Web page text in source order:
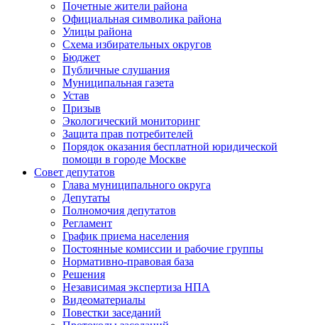
Почетные жители района
Официальная символика района
Улицы района
Схема избирательных округов
Бюджет
Публичные слушания
Муниципальная газета
Устав
Призыв
Экологический мониторинг
Защита прав потребителей
Порядок оказания бесплатной юридической
помощи в городе Москве
Совет депутатов
Глава муниципального округа
Депутаты
Полномочия депутатов
Регламент
График приема населения
Постоянные комиссии и рабочие группы
Нормативно-правовая база
Решения
Независимая экспертиза НПА
Видеоматериалы
Повестки заседаний